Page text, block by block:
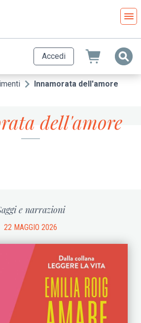
Accedi
Innamorata dell'amore
dell'amore
e narrazioni
22 MAGGIO 2026